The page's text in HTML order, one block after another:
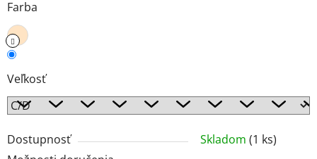
Farba
Veľkosť
Dostupnosť Skladom (1 ks)